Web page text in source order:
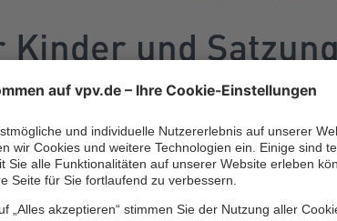
Kinder und
Kinder unter zwölf Jahren sowie Jugendlichen
ein rezeptfreies, apothekenpflichtiges
Kinder unter 18 Jahren entfällt auch die
Krankenkassen übernehmen die kompletten